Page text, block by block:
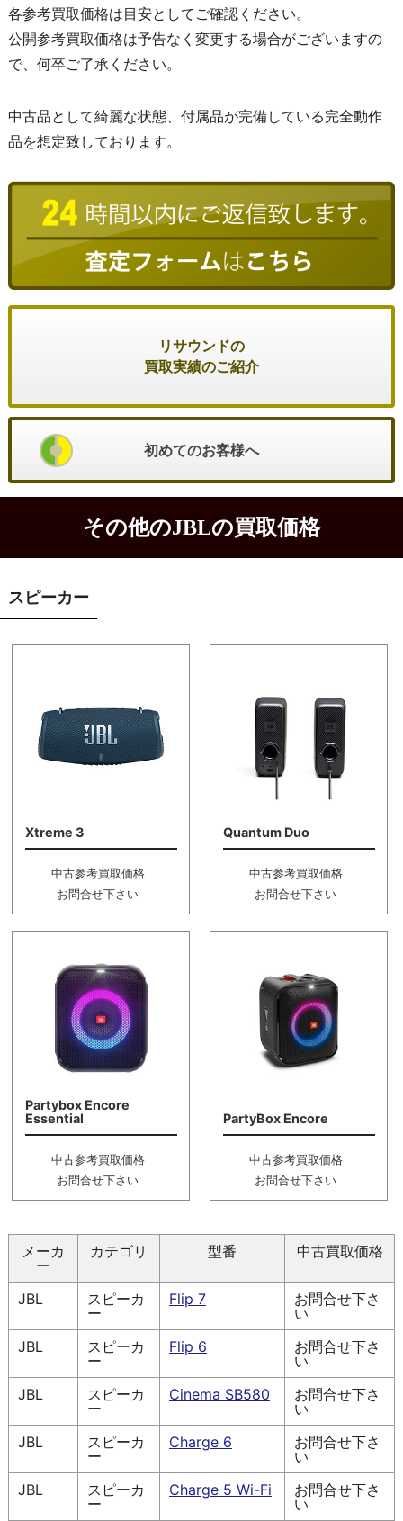
各参考買取価格は目安としてご確認ください。
公開参考買取価格は予告なく変更する場合がございますの
で、何卒ご了承ください。
中古品として綺麗な状態、付属品が完備している完全動作
品を想定致しております。
リサウンドの
買取実績のご紹介
初めてのお客様へ
その他のJBLの買取価格
スピーカー
Xtreme 3
中古参考買取価格
お問合せ下さい
Quantum Duo
中古参考買取価格
お問合せ下さい
Partybox Encore
Essential
中古参考買取価格
お問合せ下さい
PartyBox Encore
中古参考買取価格
お問合せ下さい
メーカ
ー
カテゴリ 型番 中古買取価格
JBL
スピーカ
ー
Flip 7
お問合せ下さ
い
JBL
スピーカ
ー
Flip 6
お問合せ下さ
い
JBL
スピーカ
ー
Cinema SB580
お問合せ下さ
い
JBL
スピーカ
ー
Charge 6
お問合せ下さ
い
JBL
スピーカ
ー
Charge 5 Wi-Fi
お問合せ下さ
い